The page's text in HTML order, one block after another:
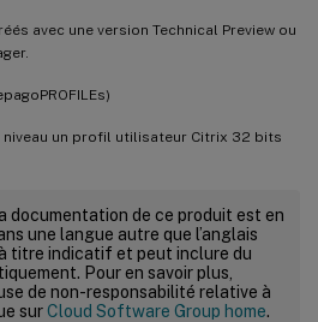
avec une version Technical Preview ou
niveau un profil utilisateur Citrix 32 bits
documentation de ce produit est en
une langue autre que l’anglais
titre indicatif et peut inclure du
Pour en savoir plus,
de non-responsabilité relative à
surCloud Software Group home.